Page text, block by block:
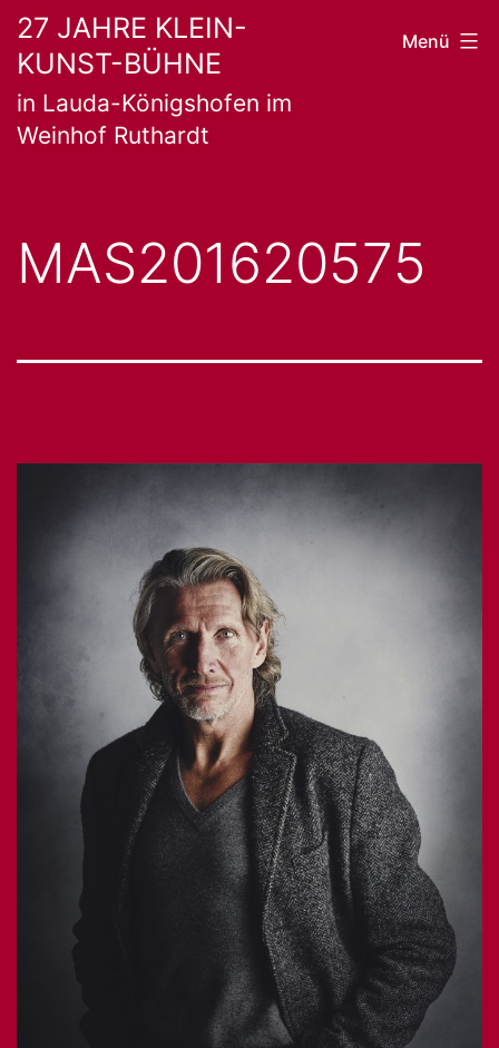
Zum
Inhalt
springen
27 JAHRE KLEIN-
KUNST-BÜHNE
in Lauda-Königshofen im
Weinhof Ruthardt
Menü
MAS201620575